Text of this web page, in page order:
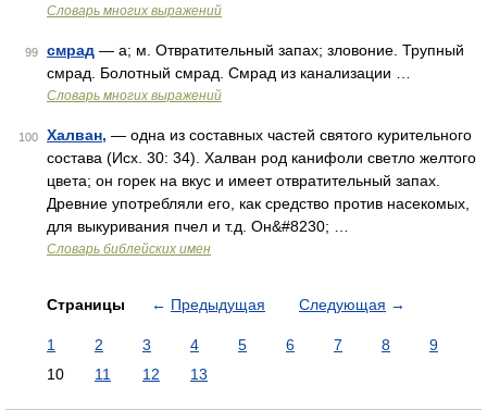
Словарь многих выражений
99 смрад — а; м. Отвратительный запах; зловоние. Трупный
смрад. Болотный смрад. Смрад из канализации …
Словарь многих выражений
100 Халван, — одна из составных частей святого курительного
состава (Исх. 30: 34). Халван род канифоли светло желтого
цвета; он горек на вкус и имеет отвратительный запах.
Древние употребляли его, как средство против насекомых,
для выкуривания пчел и т.д. Он&#8230; …
Словарь библейских имен
Страницы ← Предыдущая Следующая →
1 2 3 4 5 6 7 8
9
10
11 12 13